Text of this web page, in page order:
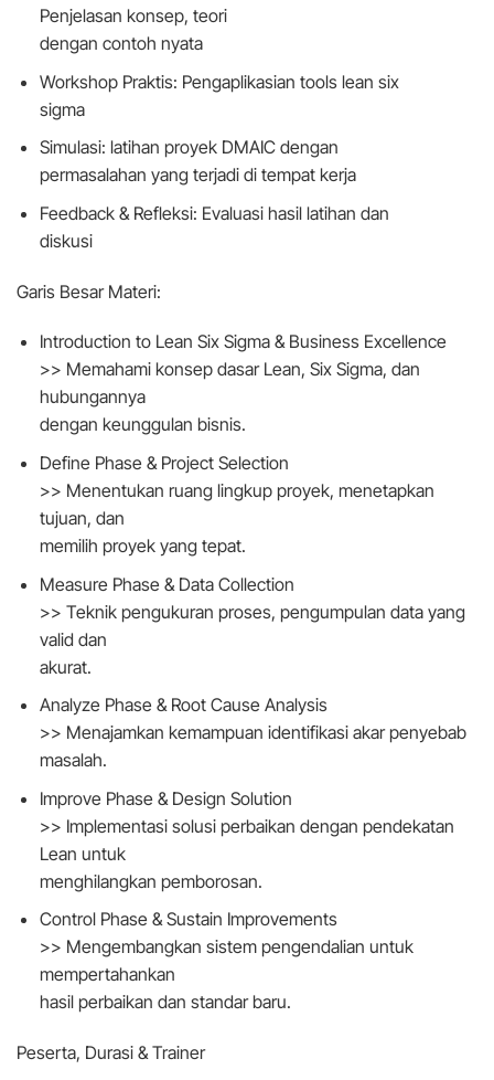
Penjelasan konsep, teori
dengan contoh nyata
Workshop Praktis: Pengaplikasian tools lean six
sigma
Simulasi: latihan proyek DMAIC dengan
permasalahan yang terjadi di tempat kerja
Feedback & Refleksi: Evaluasi hasil latihan dan
diskusi
Garis Besar Materi:
Introduction to Lean Six Sigma & Business Excellence
>> Memahami konsep dasar Lean, Six Sigma, dan
hubungannya
dengan keunggulan bisnis.
Define Phase & Project Selection
>> Menentukan ruang lingkup proyek, menetapkan
tujuan, dan
memilih proyek yang tepat.
Measure Phase & Data Collection
>> Teknik pengukuran proses, pengumpulan data yang
valid dan
akurat.
Analyze Phase & Root Cause Analysis
>> Menajamkan kemampuan identifikasi akar penyebab
masalah.
Improve Phase & Design Solution
>> Implementasi solusi perbaikan dengan pendekatan
Lean untuk
menghilangkan pemborosan.
Control Phase & Sustain Improvements
>> Mengembangkan sistem pengendalian untuk
mempertahankan
hasil perbaikan dan standar baru.
Peserta, Durasi & Trainer